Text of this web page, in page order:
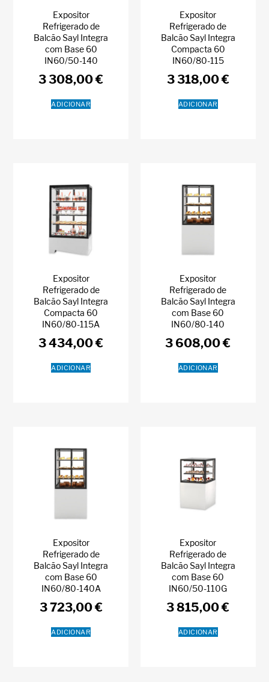
Expositor
Refrigerado de
Balcão Sayl Integra
com Base 60
IN60/50-140
3 308,00€
ADICIONAR
Expositor
Refrigerado de
Balcão Sayl Integra
Compacta 60
IN60/80-115
3 318,00€
ADICIONAR
Expositor
Refrigerado de
Balcão Sayl Integra
Compacta 60
IN60/80-115A
3 434,00€
ADICIONAR
Expositor
Refrigerado de
Balcão Sayl Integra
com Base 60
IN60/80-140
3 608,00€
ADICIONAR
Expositor
Refrigerado de
Balcão Sayl Integra
com Base 60
IN60/80-140A
3 723,00€
ADICIONAR
Expositor
Refrigerado de
Balcão Sayl Integra
com Base 60
IN60/50-110G
3 815,00€
ADICIONAR